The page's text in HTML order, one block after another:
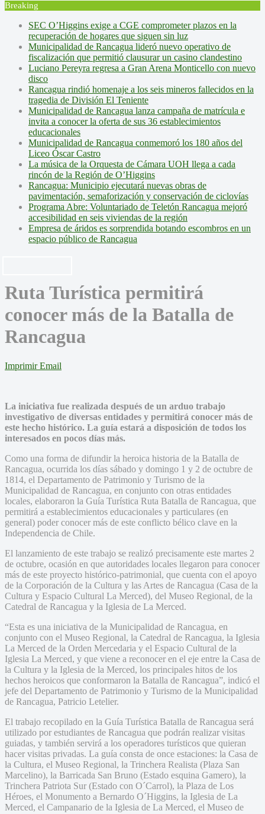
Breaking
SEC O’Higgins exige a CGE comprometer plazos en la
recuperación de hogares que siguen sin luz
Municipalidad de Rancagua lideró nuevo operativo de
fiscalización que permitió clausurar un casino clandestino
Luciano Pereyra regresa a Gran Arena Monticello con nuevo
disco
Rancagua rindió homenaje a los seis mineros fallecidos en la
tragedia de División El Teniente
Municipalidad de Rancagua lanza campaña de matrícula e
invita a conocer la oferta de sus 36 establecimientos
educacionales
Municipalidad de Rancagua conmemoró los 180 años del
Liceo Óscar Castro
La música de la Orquesta de Cámara UOH llega a cada
rincón de la Región de O’Higgins
Rancagua: Municipio ejecutará nuevas obras de
pavimentación, semaforización y conservación de ciclovías
Programa Abre: Voluntariado de Teletón Rancagua mejoró
accesibilidad en seis viviendas de la región
Empresa de áridos es sorprendida botando escombros en un
espacio público de Rancagua
Ruta Turística permitirá
conocer más de la Batalla de
Rancagua
Imprimir Email
La iniciativa fue realizada después de un arduo trabajo
investigativo de diversas entidades y permitirá conocer más de
este hecho histórico. La guía estará a disposición de todos los
interesados en pocos días más.
Como una forma de difundir la heroica historia de la Batalla de
Rancagua, ocurrida los días sábado y domingo 1 y 2 de octubre de
1814, el Departamento de Patrimonio y Turismo de la
Municipalidad de Rancagua, en conjunto con otras entidades
locales, elaboraron la Guía Turística Ruta Batalla de Rancagua, que
permitirá a establecimientos educacionales y particulares (en
general) poder conocer más de este conflicto bélico clave en la
Independencia de Chile.
El lanzamiento de este trabajo se realizó precisamente este martes 2
de octubre, ocasión en que autoridades locales llegaron para conocer
más de este proyecto histórico-patrimonial, que cuenta con el apoyo
de la Corporación de la Cultura y las Artes de Rancagua (Casa de la
Cultura y Espacio Cultural La Merced), del Museo Regional, de la
Catedral de Rancagua y la Iglesia de La Merced.
“Esta es una iniciativa de la Municipalidad de Rancagua, en
conjunto con el Museo Regional, la Catedral de Rancagua, la Iglesia
La Merced de la Orden Mercedaria y el Espacio Cultural de la
Iglesia La Merced, y que viene a reconocer en el eje entre la Casa de
la Cultura y la Iglesia de la Merced, los principales hitos de los
hechos heroicos que conformaron la Batalla de Rancagua”, indicó el
jefe del Departamento de Patrimonio y Turismo de la Municipalidad
de Rancagua, Patricio Letelier.
El trabajo recopilado en la Guía Turística Batalla de Rancagua será
utilizado por estudiantes de Rancagua que podrán realizar visitas
guiadas, y también servirá a los operadores turísticos que quieran
hacer visitas privadas. La guía consta de once estaciones: la Casa de
la Cultura, el Museo Regional, la Trinchera Realista (Plaza San
Marcelino), la Barricada San Bruno (Estado esquina Gamero), la
Trinchera Patriota Sur (Estado con O´Carrol), la Plaza de Los
Héroes, el Monumento a Bernardo O´Higgins, la Iglesia de La
Merced, el Campanario de la Iglesia de La Merced, el Museo de